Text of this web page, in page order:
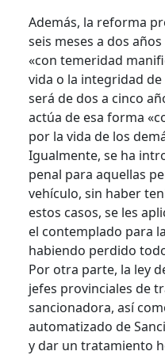
Además, la reforma
seis meses a dos
«con temeridad
vida o la integridad de
será de dos a cinco
actúa de esa forma
por la vida de los
Igualmente, se ha
penal para aquellas
vehículo, sin haber
estos casos, se les
el contemplado para
habiendo perdido
Por otra parte, la ley
jefes provinciales de
sancionadora, así
automatizado de
y dar un tratamiento